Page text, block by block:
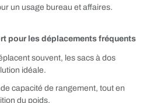
un usage bureau et affaires.
pour les déplacements fréquents
souvent, les sacs à dos
idéale.
capacité de rangement, tout en
du poids.